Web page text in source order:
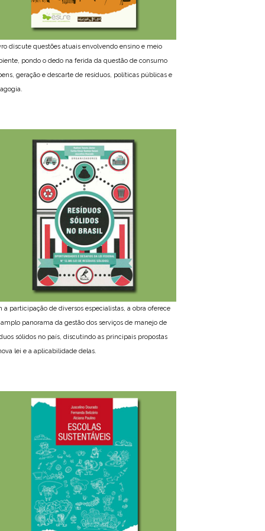
discute questões atuais envolvendo ensino e meio
pondo o dedo na ferida da questão de consumo
geração e descarte de resíduos, políticas públicas e
a participação de diversos especialistas, a obra oferece
panorama da gestão dos serviços de manejo de
sólidos no país, discutindo as principais propostas
lei e a aplicabilidade delas.